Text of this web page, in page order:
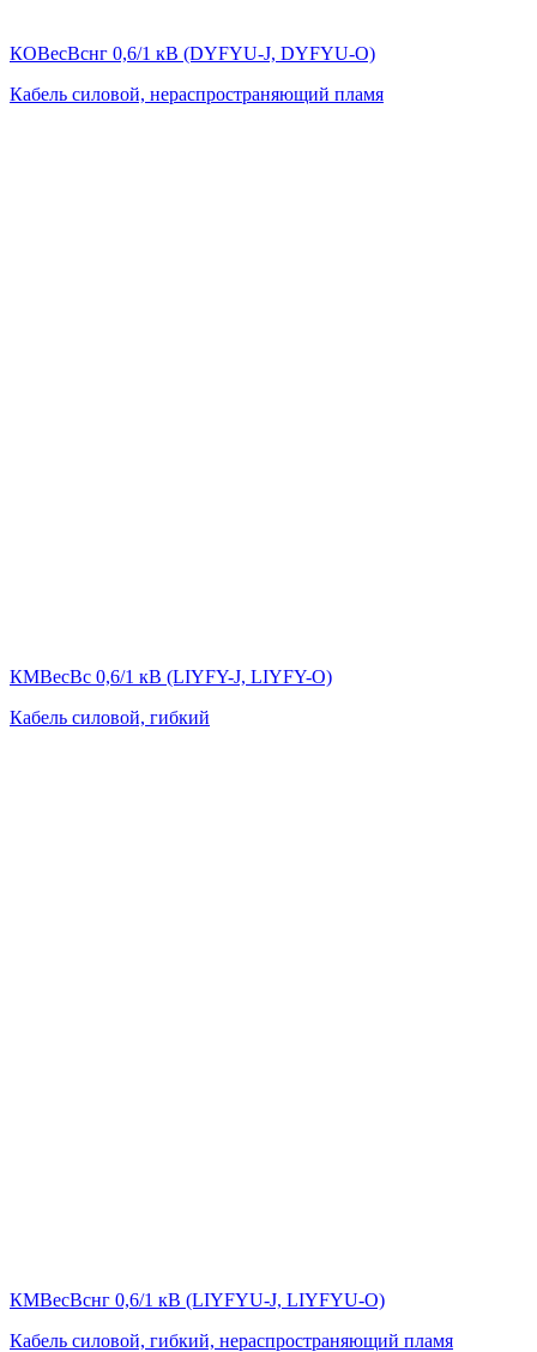
КОВесВснг 0,6/1 кВ (DYFYU-J, DYFYU-O)
Кабель силовой, нераспространяющий пламя
КМВесВс 0,6/1 кВ (LIYFY-J, LIYFY-O)
Кабель силовой, гибкий
КМВесВснг 0,6/1 кВ (LIYFYU-J, LIYFYU-O)
Кабель силовой, гибкий, нераспространяющий пламя